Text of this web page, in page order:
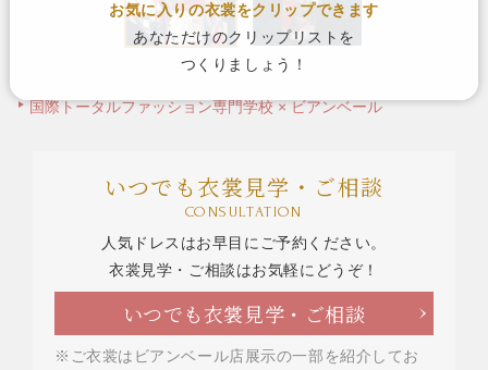
お気に入りの衣裳をクリップできます
あなただけのクリップリストを
つくりましょう！
国際トータルファッション専門学校 × ビアンベール
いつでも衣裳見学・ご相談
CONSULTATION
人気ドレスはお早目にご予約ください。
衣裳見学・ご相談はお気軽にどうぞ！
いつでも衣裳見学・ご相談
※ご衣裳はビアンベール店展示の一部を紹介してお